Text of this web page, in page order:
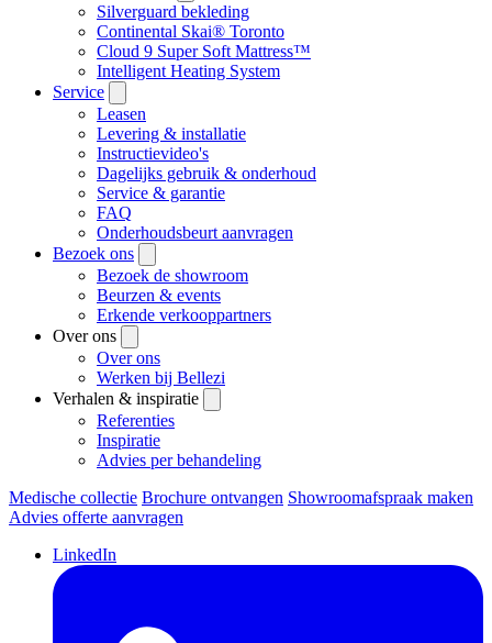
Silverguard bekleding
Continental Skai® Toronto
Cloud 9 Super Soft Mattress™
Intelligent Heating System
Service
Leasen
Levering & installatie
Instructievideo's
Dagelijks gebruik & onderhoud
Service & garantie
FAQ
Onderhoudsbeurt aanvragen
Bezoek ons
Bezoek de showroom
Beurzen & events
Erkende verkooppartners
Over ons
Over ons
Werken bij Bellezi
Verhalen & inspiratie
Referenties
Inspiratie
Advies per behandeling
Medische collectie Brochure ontvangen Showroomafspraak maken
Advies offerte aanvragen
LinkedIn